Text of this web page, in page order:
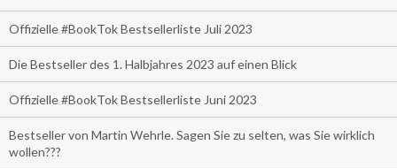
Offizielle #BookTok Bestsellerliste Juli 2023
Die Bestseller des 1. Halbjahres 2023 auf einen Blick
Offizielle #BookTok Bestsellerliste Juni 2023
Bestseller von Martin Wehrle. Sagen Sie zu selten, was Sie wirklich
wollen???